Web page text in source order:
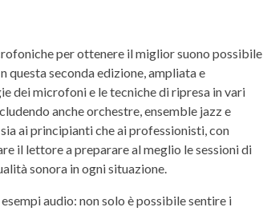
per ottenere il miglior suono possibile
questa seconda edizione, ampliata e
dei microfoni e le tecniche di ripresa in vari
anche orchestre, ensemble jazz e
ai principianti che ai professionisti, con
il lettore a preparare al meglio le sessioni di
sonora in ogni situazione.
audio: non solo è possibile sentire i